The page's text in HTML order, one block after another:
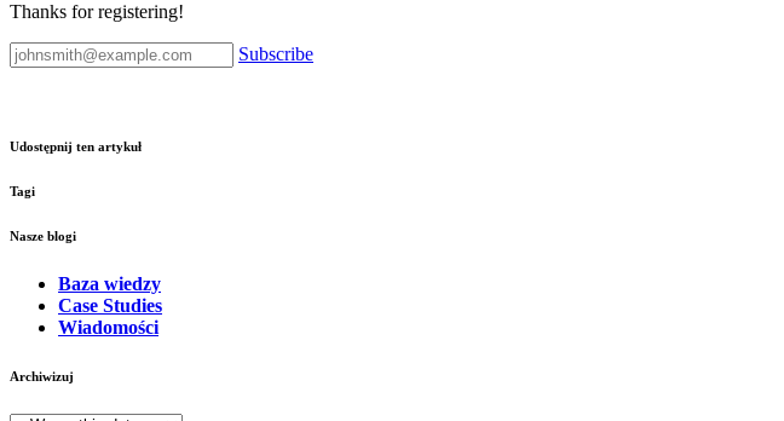
Thanks for registering!
Subscribe
Udostępnij ten artykuł
Tagi
Nasze blogi
Baza wiedzy
Case Studies
Wiadomości
Archiwizuj